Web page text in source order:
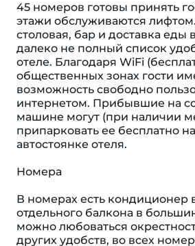
45 номеров готовы принять
этажи обслуживаются
столовая, бар и доставка еды
далеко не полный список
отеле. Благодаря WiFi
общественных зонах гости
возможность свободно
интернетом. Прибывшие на
машине могут (при наличии
припарковать ее бесплатно
автостоянке отеля.
Номера
В номерах есть кондиционер
отдельного балкона в
можно любоваться
других удобств, во всех